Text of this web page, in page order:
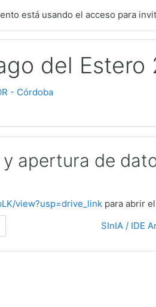
está usando el acceso para
del Estero
- Córdoba
apertura de
view?usp=drive_link para abrir
SInIA / IDE